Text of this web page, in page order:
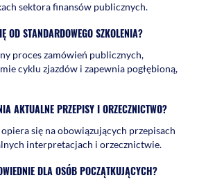
sektora finansów publicznych.
OD STANDARDOWEGO SZKOLENIA?
proces zamówień publicznych,
cyklu zjazdów i zapewnia pogłębioną,
AKTUALNE PRZEPISY I ORZECZNICTWO?
się na obowiązujących przepisach
interpretacjach i orzecznictwie.
DLA OSÓB POCZĄTKUJĄCYCH?